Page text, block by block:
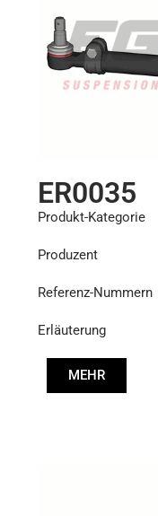
ER0035
Produkt-Kategorie
Produzent
Referenz-Nummern
Erläuterung
MEHR